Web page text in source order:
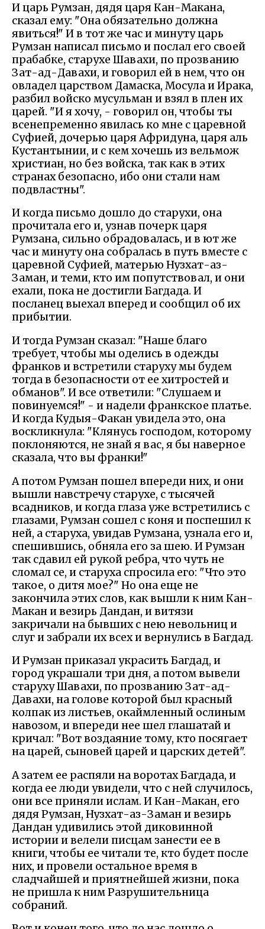
И царь Румзан, дядя царя Кан-Макана,
сказал ему: "Она обязательно должна
явиться!" И в тот же час и минуту царь
Румзан написал письмо и послал его своей
прабабке, старухе Шавахи, по прозванию
Зат-ад-Давахи, и говорил ей в нем, что он
овладел царством Дамаска, Мосула и Ирака,
разбил войско мусульман и взял в плен их
царей. "И я хочу, - говорил он, чтобы ты
всенепременно явилась ко мне с царевной
Суфией, дочерью царя Афридуна, царя аль
Кустантынии, и с кем хочешь из вельмож
христиан, но без войска, так как в этих
странах безопасно, ибо они стали нам
подвластны".
И когда письмо дошло до старухи, она
прочитала его и, узнав почерк царя
Румзана, сильно обрадовалась, и в ют же
час и минуту она собралась в путь вместе с
царевной Суфией, матерью Нузхат-аз-
Заман, и теми, кто им попутствовал, и они
ехали, пока не достигли Багдада. И
посланец выехал вперед и сообщил об их
прибытии.
И тогда Румзан сказал: "Наше благо
требует, чтобы мы оделись в одежды
франков и встретили старуху мы будем
тогда в безопасности от ее хитростей и
обманов". И все ответили: "Слушаем и
повинуемся!" - и надели франкское платье.
И когда Кудыя-Факан увидела это, она
воскликнула: "Клянусь господом, которому
поклоняются, не знай я вас, я бы наверное
сказала, что вы франки!"
А потом Румзан пошел впереди них, и они
вышли навстречу старухе, с тысячей
всадников, и когда глаза уже встретились с
глазами, Румзан сошел с коня и поспешил к
ней, а старуха, увидав Румзана, узнала его и,
спешившись, обняла его за шею. И Румзан
так сдавил ей рукой ребра, что чуть не
сломал се, и старуха спросила его: "Что это
такое, о дитя мое?" Но она еще не
закончила этих слов, как вышли к ним Кан-
Макан и везирь Дандан, и витязи
закричали на бывших с нею невольниц и
слуг и забрали их всех и вернулись в Багдад.
И Румзан приказал украсить Багдад, и
город украшали три дня, а потом вывели
старуху Шавахи, по прозванию Зат-ад-
Давахи, на голове которой был красный
колпак из листьев, окаймленный ослиным
навозом, и впереди нее шел глашатай и
кричал: "Вот воздаяние тому, кто посягает
на царей, сыновей царей и царских детей".
А затем ее распяли на воротах Багдада, и
когда ее люди увидели, что с ней случилось,
они все приняли ислам. И Кан-Макан, его
дядя Румзан, Нузхат-аз-Заман и везирь
Дандан удивились этой диковинной
истории и велели писцам занести ее в
книги, чтобы ее читали те, кто будет после
них, и провели остальное время в
сладчайшей и приятнейшей жизни, пока
не пришла к ним Разрушительница
собраний.